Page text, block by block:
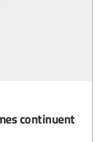
continuent